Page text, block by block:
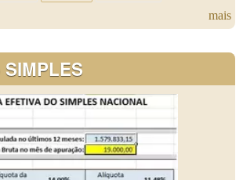
mais